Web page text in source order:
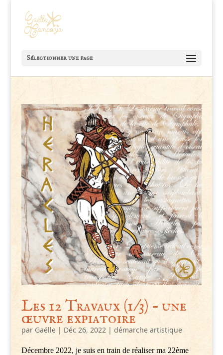
Sélectionner une page
Les 12 Travaux (1/3) – une
œuvre expiatoire
par Gaëlle| Déc 26, 2022| démarche artistique
Décembre 2022, je suis en train de réaliser ma 22ème